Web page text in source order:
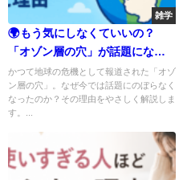
雑学
🌍もう気にしなくていいの？
「オゾン層の穴」が話題になら
なくなったワケ
かつて地球の危機として報道された「オゾ
ン層の穴」。なぜ今では話題にのぼらなく
なったのか？その理由をやさしく解説しま
す。...